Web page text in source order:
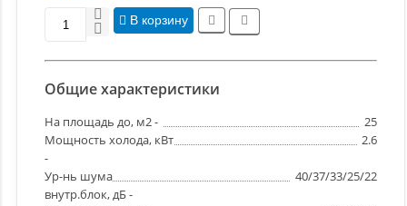
В корзину
Общие характеристики
На площадь до, м2 -
25
Мощность холода, кВт
-
2.6
Ур-нь шума
внутр.блок, дБ -
40/37/33/25/22